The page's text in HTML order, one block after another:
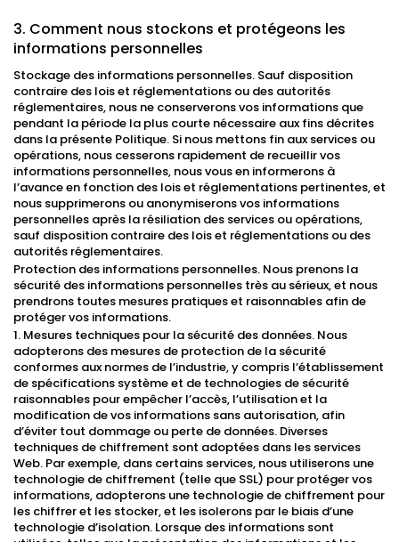
3. Comment nous stockons et protégeons les
informations personnelles
Stockage des informations personnelles. Sauf disposition
contraire des lois et réglementations ou des autorités
réglementaires, nous ne conserverons vos informations que
pendant la période la plus courte nécessaire aux fins décrites
dans la présente Politique. Si nous mettons fin aux services ou
opérations, nous cesserons rapidement de recueillir vos
informations personnelles, nous vous en informerons à
l’avance en fonction des lois et réglementations pertinentes, et
nous supprimerons ou anonymiserons vos informations
personnelles après la résiliation des services ou opérations,
sauf disposition contraire des lois et réglementations ou des
autorités réglementaires.
Protection des informations personnelles. Nous prenons la
sécurité des informations personnelles très au sérieux, et nous
prendrons toutes mesures pratiques et raisonnables afin de
protéger vos informations.
1. Mesures techniques pour la sécurité des données. Nous
adopterons des mesures de protection de la sécurité
conformes aux normes de l’industrie, y compris l’établissement
de spécifications système et de technologies de sécurité
raisonnables pour empêcher l’accès, l’utilisation et la
modification de vos informations sans autorisation, afin
d’éviter tout dommage ou perte de données. Diverses
techniques de chiffrement sont adoptées dans les services
Web. Par exemple, dans certains services, nous utiliserons une
technologie de chiffrement (telle que SSL) pour protéger vos
informations, adopterons une technologie de chiffrement pour
les chiffrer et les stocker, et les isolerons par le biais d’une
technologie d’isolation. Lorsque des informations sont